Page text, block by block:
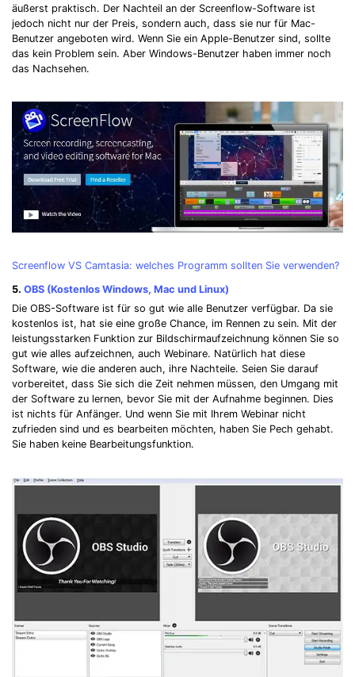
äußerst praktisch. Der Nachteil an der Screenflow-Software ist
jedoch nicht nur der Preis, sondern auch, dass sie nur für Mac-
Benutzer angeboten wird. Wenn Sie ein Apple-Benutzer sind, sollte
das kein Problem sein. Aber Windows-Benutzer haben immer noch
das Nachsehen.
Screenflow VS Camtasia: welches Programm sollten Sie verwenden?
5. OBS (Kostenlos Windows, Mac und Linux)
Die OBS-Software ist für so gut wie alle Benutzer verfügbar. Da sie
kostenlos ist, hat sie eine große Chance, im Rennen zu sein. Mit der
leistungsstarken Funktion zur Bildschirmaufzeichnung können Sie so
gut wie alles aufzeichnen, auch Webinare. Natürlich hat diese
Software, wie die anderen auch, ihre Nachteile. Seien Sie darauf
vorbereitet, dass Sie sich die Zeit nehmen müssen, den Umgang mit
der Software zu lernen, bevor Sie mit der Aufnahme beginnen. Dies
ist nichts für Anfänger. Und wenn Sie mit Ihrem Webinar nicht
zufrieden sind und es bearbeiten möchten, haben Sie Pech gehabt.
Sie haben keine Bearbeitungsfunktion.